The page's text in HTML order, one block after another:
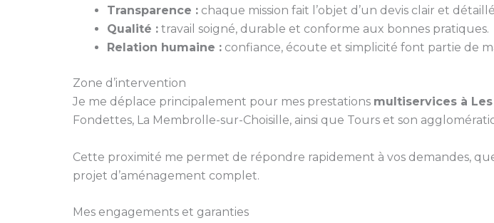
Transparence : chaque mission fait l’objet d’un devis clair et
Qualité : travail soigné, durable et conforme aux bonnes pratiques.
Relation humaine : confiance, écoute et simplicité font partie de
Zone d’intervention
Je me déplace principalement pour mes prestations multiservices à
Fondettes, La Membrolle-sur-Choisille, ainsi que Tours et son
Cette proximité me permet de répondre rapidement à vos demandes,
projet d’aménagement complet.
Mes engagements et garanties